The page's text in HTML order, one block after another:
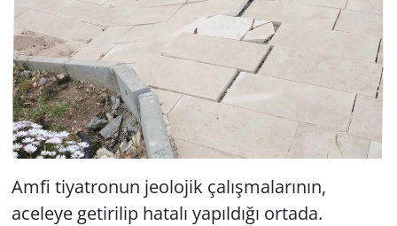
Amfi tiyatronun jeolojik çalışmalarının,
aceleye getirilip hatalı yapıldığı ortada.